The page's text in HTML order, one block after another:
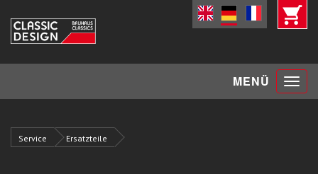
MENÜ Toggle
Service Ersatzteile